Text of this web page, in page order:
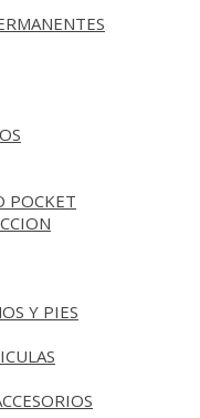
POCKET
Y PIES